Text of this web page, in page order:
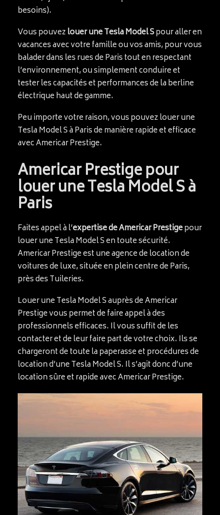
besoins).
Vous pouvezlouer une Tesla Model Spour aller en
vacances avec votre famille ou vos amis, pour vous
balader dans les rues de Paris tout en respectant
l’environnement, ou simplement conduire et
tester les capacités et performances de la berline
électrique haut de gamme.
Peu importe votre raison, vous pouvez louer une
Tesla Model S à Paris de manière rapide et efficace
avec Americar Prestige.
Americar Prestige pour
louer une Tesla Model S à
Paris
Faites appel à l’expertise de Americar Prestigepour
louer une Tesla Model S en toute sécurité.
Americar Prestige est une agence de location de
voitures de luxe, située en plein centre de Paris,
près des Tuileries.
Louer une Tesla Model S auprès de Americar
Prestige vous permet de faire appel à des
professionnels efficaces. Il vous suffit de les
contacter et de leur faire part de votre choix. Ils se
chargeront de toute la paperasse et procédures de
location d’une Tesla Model S. Il s’agit donc d’une
location sûre et rapide avec Americar Prestige.